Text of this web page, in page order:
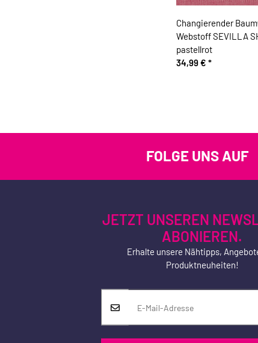
Changierender
Webstoff SEVILLA
pastellrot
34,99 € *
FOLGE UNS AUF
JETZT UNSEREN
ABONIEREN.
Erhalte unsere Nähtipps,
Produktneuheiten!